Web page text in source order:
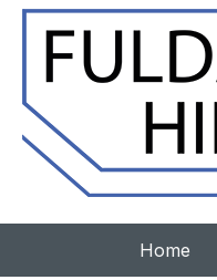
Home